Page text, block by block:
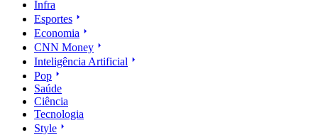
Infra
Esportes
Economia
CNN Money
Inteligência Artificial
Pop
Saúde
Ciência
Tecnologia
Style